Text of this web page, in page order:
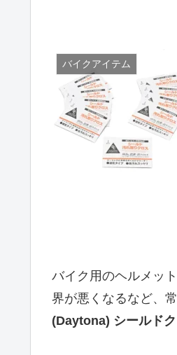
バイクアイテム
バイク用のヘルメッ
界が悪くなるなど、
(Daytona) シールド